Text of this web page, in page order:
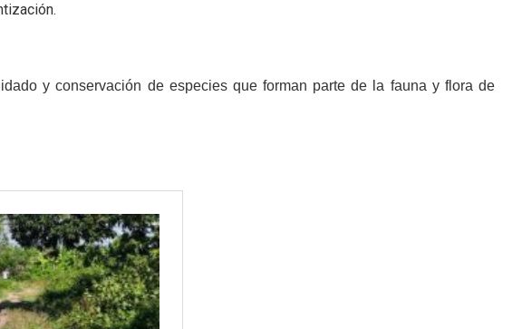
y conservación de especies que forman parte de la fauna y flora de